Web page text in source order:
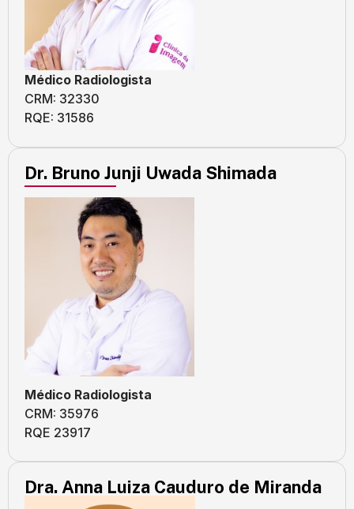
Médico Radiologista
CRM: 32330
RQE: 31586
Dr. Bruno Junji Uwada Shimada
Médico Radiologista
CRM: 35976
RQE 23917
Dra. Anna Luiza Cauduro de Miranda